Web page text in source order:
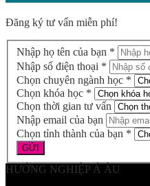
Đăng ký tư vấn miễn phí!
Nhập họ tên của bạn *
Nhập số điện thoại *
Chọn chuyên ngành học *
Chọn khóa học *
Chọn thời gian tư vấn
Nhập email của bạn
Chọn tỉnh thành của bạn *
HƯỚNG NGHIỆP Á ÂU